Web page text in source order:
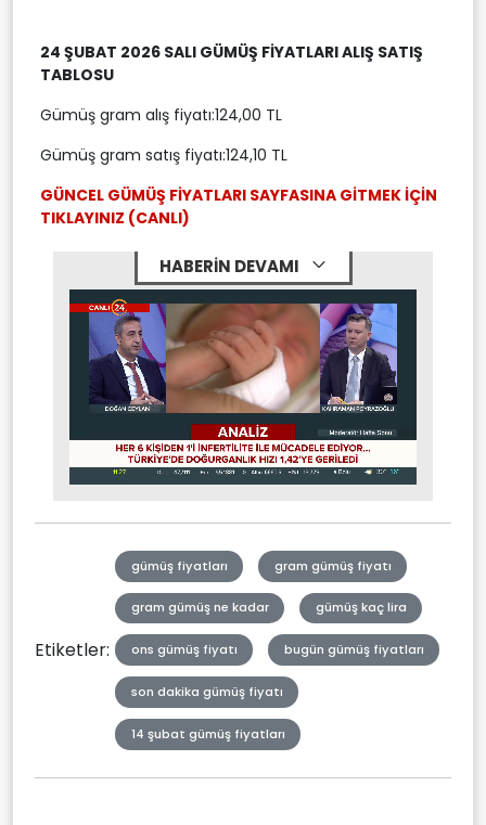
24 ŞUBAT 2026 SALI GÜMÜŞ FİYATLARI ALIŞ SATIŞ
TABLOSU
Gümüş gram alış fiyatı:124,00 TL
Gümüş gram satış fiyatı:124,10 TL
GÜNCEL GÜMÜŞ FİYATLARI SAYFASINA GİTMEK İÇİN
TIKLAYINIZ (CANLI)
HABERİN DEVAMI
Mute Stream
Etiketler:
gümüş fiyatları gram gümüş fiyatı
gram gümüş ne kadar gümüş kaç lira
ons gümüş fiyatı bugün gümüş fiyatları
son dakika gümüş fiyatı
14 şubat gümüş fiyatları